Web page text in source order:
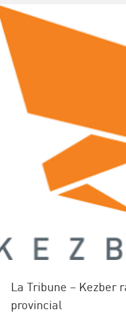
La Tribune – Kezber
provincial